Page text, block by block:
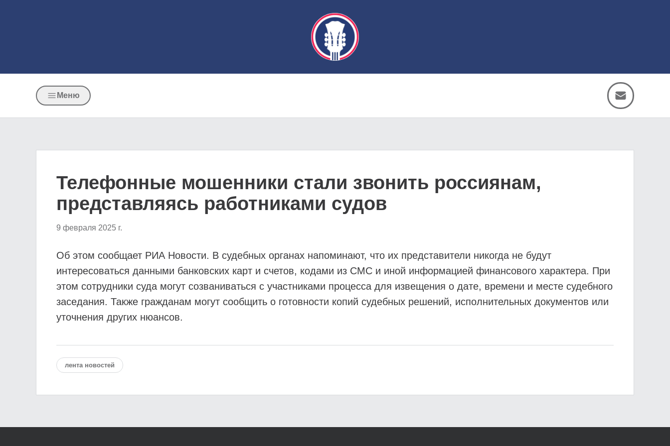
Меню
Телефонные мошенники стали звонить россиянам,
представляясь работниками судов
9 февраля 2025 г.
Об этом сообщает РИА Новости. В судебных органах напоминают, что их представители никогда не будут
интересоваться данными банковских карт и счетов, кодами из СМС и иной информацией финансового характера. При
этом сотрудники суда могут созваниваться с участниками процесса для извещения о дате, времени и месте судебного
заседания. Также гражданам могут сообщить о готовности копий судебных решений, исполнительных документов или
уточнения других нюансов.
лента новостей